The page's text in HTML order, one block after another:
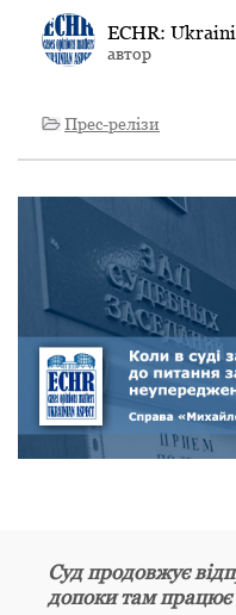
ECHR:
автор
Прес-релізи
Суд продовжує
допоки там працює